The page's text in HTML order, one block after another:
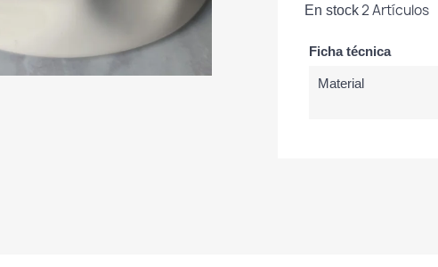
En stock2 Artículos
Ficha técnica
Material